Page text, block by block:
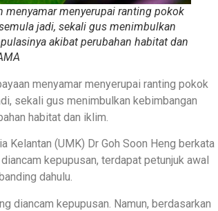
menyerupai ranting pokok
jadi, sekali gus menimbulkan
akibat perubahan habitat dan
menyamar menyerupai ranting pokok
sekali gus menimbulkan kebimbangan
habitat dan iklim.
Kelantan (UMK) Dr Goh Soon Heng berkata
kepupusan, terdapat petunjuk awal
dahulu.
diancam kepupusan. Namun, berdasarkan